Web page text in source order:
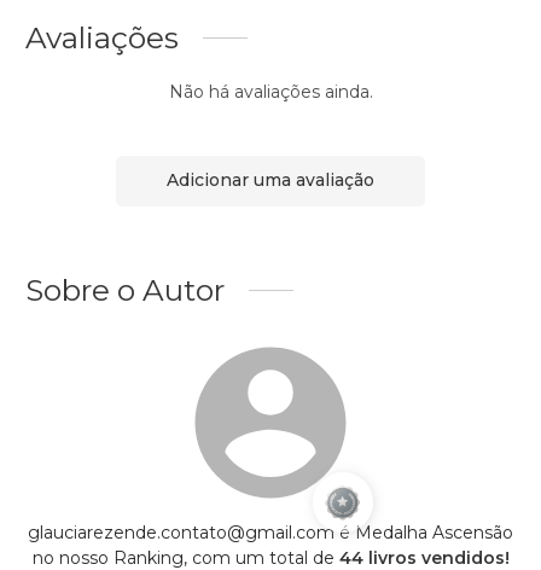
Avaliações
Não há avaliações ainda.
Adicionar uma avaliação
Sobre o Autor
glauciarezende.contato@gmail.com é Medalha Ascensão
no nosso Ranking, com um total de 44 livros vendidos!